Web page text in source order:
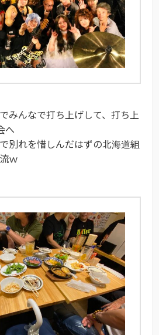
みんなで打ち上げして、打ち上
へ
別れを惜しんだはずの北海道組
ｗ